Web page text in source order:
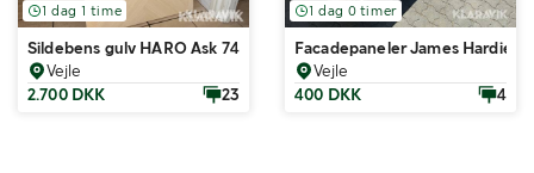
1 dag 1 time
Vejle
2.700 DKK
23
1 dag 0 timer
Facadepaneler James Hardie
Vejle
400 DKK
4